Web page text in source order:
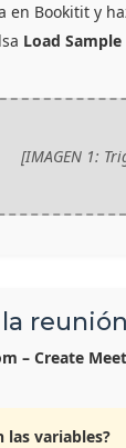
en Bookitit y
Load Sample
[IMAGEN 1:
la
– Create
las variables?